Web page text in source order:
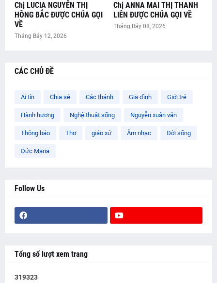
Chị LUCIA NGUYỄN THỊ
HỒNG BẮC ĐƯỢC CHÚA GỌI
VỀ
Tháng Bảy 12, 2026
Chị ANNA MAI THỊ THANH
LIÊN ĐƯỢC CHÚA GỌI VỀ
Tháng Bảy 08, 2026
CÁC CHỦ ĐỀ
Ai tín Chia sẻ Các thánh Gia đình Giới trẻ
Hành hương Nghệ thuật sống Nguyễn xuân văn
Thông báo Thơ giáo xứ Âm nhạc Đời sống
Đức Maria
Follow Us
Tổng số lượt xem trang
319323